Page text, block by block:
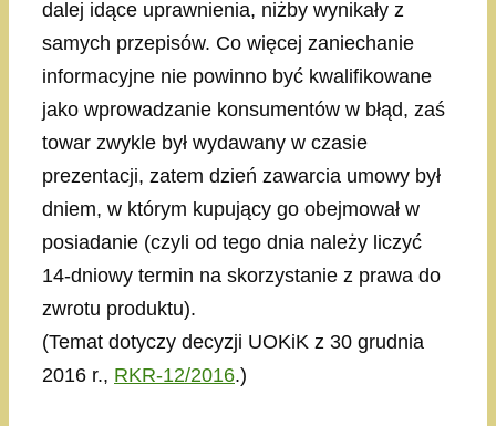
dalej idące uprawnienia, niżby wynikały z
samych przepisów. Co więcej zaniechanie
informacyjne nie powinno być kwalifikowane
jako wprowadzanie konsumentów w błąd, zaś
towar zwykle był wydawany w czasie
prezentacji, zatem dzień zawarcia umowy był
dniem, w którym kupujący go obejmował w
posiadanie (czyli od tego dnia należy liczyć
14-dniowy termin na skorzystanie z prawa do
zwrotu produktu).
(Temat dotyczy decyzji UOKiK z 30 grudnia
2016 r., RKR-12/2016.)